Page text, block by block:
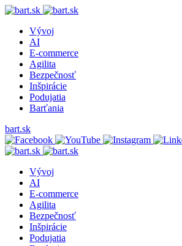
Vývoj
AI
E-commerce
Agilita
Bezpečnosť
Inšpirácie
Podujatia
Barťania
bart.sk
Vývoj
AI
E-commerce
Agilita
Bezpečnosť
Inšpirácie
Podujatia